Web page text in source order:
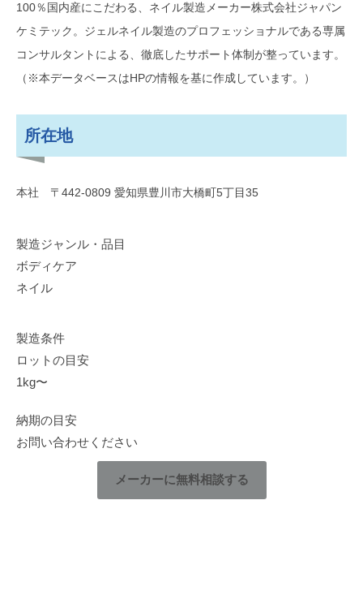
100％国内産にこだわる、ネイル製造メーカー株式会社ジャパン
ケミテック。ジェルネイル製造のプロフェッショナルである専属
コンサルタントによる、徹底したサポート体制が整っています。
（※本データベースはHPの情報を基に作成しています。）
所在地
本社 〒442-0809 愛知県豊川市大橋町5丁目35
製造ジャンル・品目
ボディケア
ネイル
製造条件
ロットの目安
1kg〜
納期の目安
お問い合わせください
メーカーに無料相談する